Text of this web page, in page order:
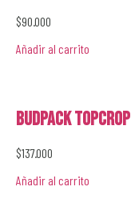
$90.000
Añadir al carrito
Budpack Topcrop
$137.000
Añadir al carrito